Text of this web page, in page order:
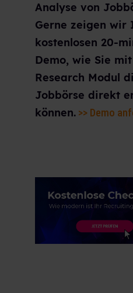
Analyse von
Gerne zeigen wir
kostenlosen 20-
Demo, wie Sie
Research Modul
Jobbörse direkt
können. >> Demo